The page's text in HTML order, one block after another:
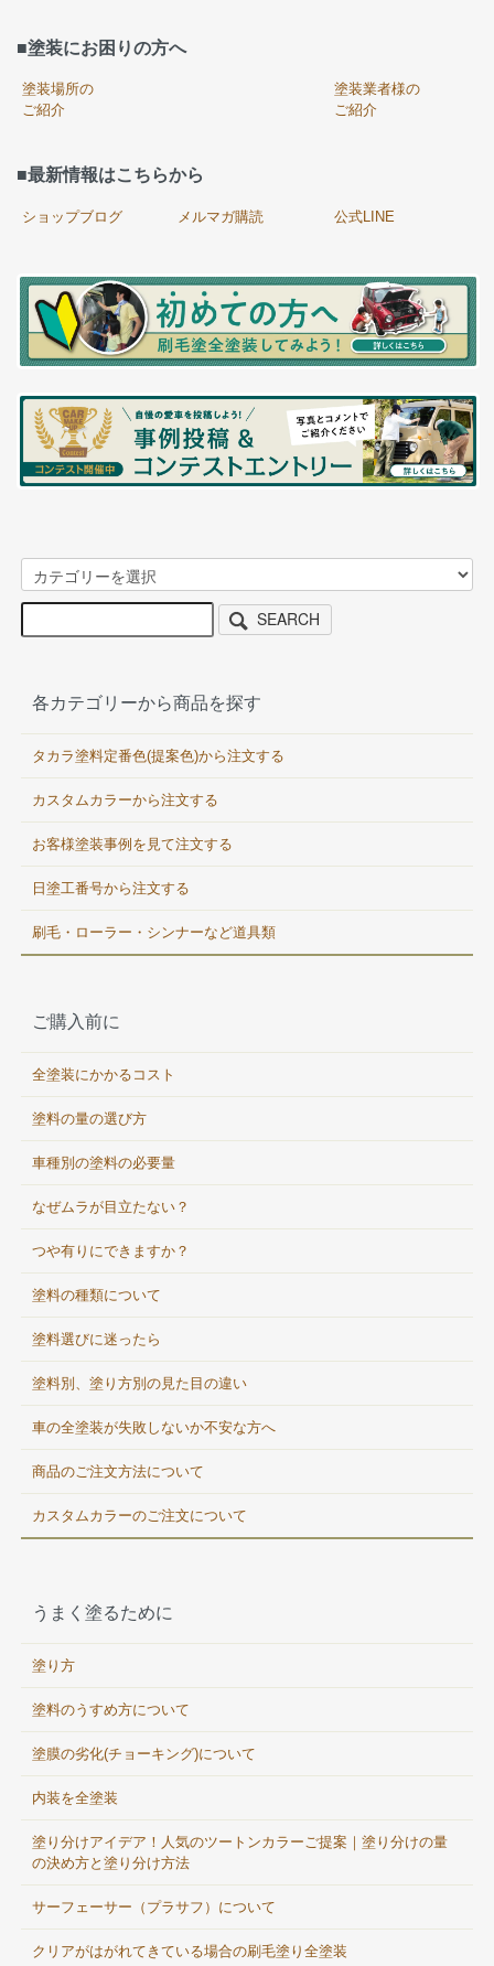
■塗装にお困りの方へ
塗装場所の
ご紹介
塗装業者様の
ご紹介
■最新情報はこちらから
ショップブログ メルマガ購読 公式LINE
SEARCH
各カテゴリーから商品を探す
タカラ塗料定番色(提案色)から注文する
カスタムカラーから注文する
お客様塗装事例を見て注文する
日塗工番号から注文する
刷毛・ローラー・シンナーなど道具類
ご購入前に
全塗装にかかるコスト
塗料の量の選び方
車種別の塗料の必要量
なぜムラが目立たない？
つや有りにできますか？
塗料の種類について
塗料選びに迷ったら
塗料別、塗り方別の見た目の違い
車の全塗装が失敗しないか不安な方へ
商品のご注文方法について
カスタムカラーのご注文について
うまく塗るために
塗り方
塗料のうすめ方について
塗膜の劣化(チョーキング)について
内装を全塗装
塗り分けアイデア！人気のツートンカラーご提案｜塗り分けの量
の決め方と塗り分け方法
サーフェーサー（プラサフ）について
クリアがはがれてきている場合の刷毛塗り全塗装